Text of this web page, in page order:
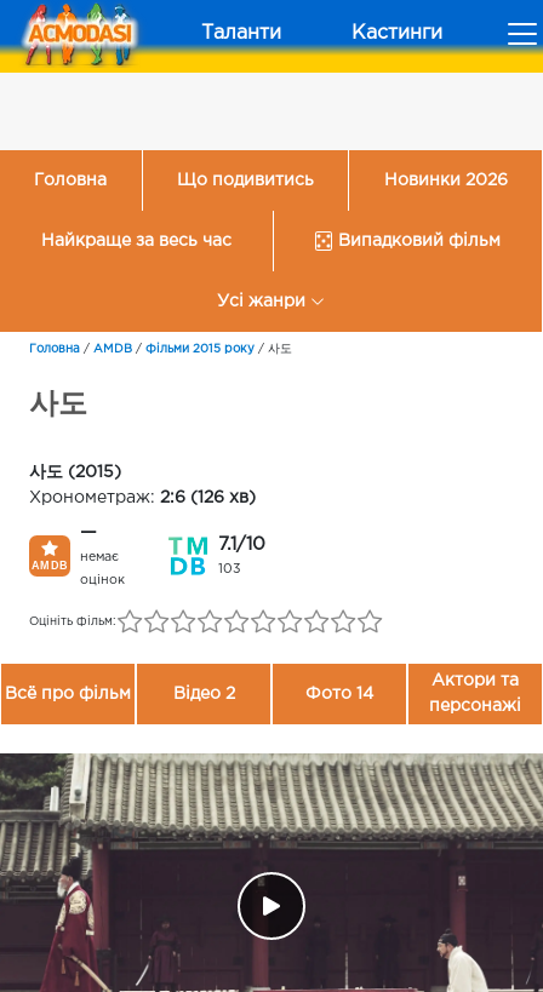
Таланти Кастинги
Головна Що подивитись Новинки 2026
Найкраще за весь час Випадковий фільм
Усі жанри
Головна / AMDB / Фільми 2015 року / 사도
사도
사도 (2015)
Хронометраж: 2:6 (126 хв)
—
немає
оцінок
7.1/10
103
Оцініть фільм:
Всё про фільм Відео 2 Фото 14
Актори та
персонажі